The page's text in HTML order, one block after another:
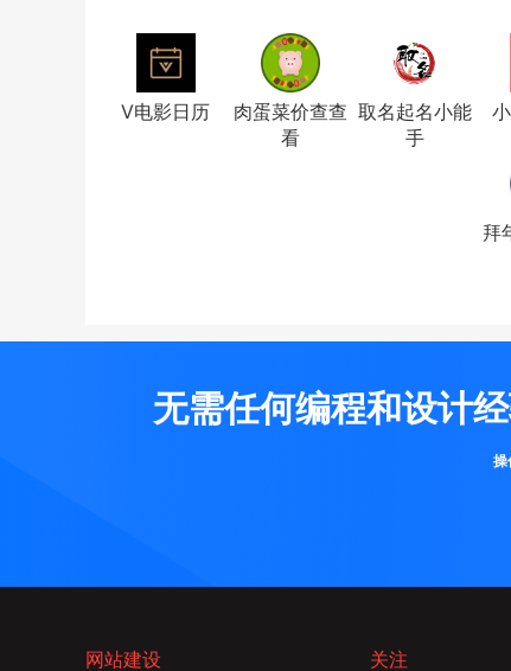
V电影日历
肉蛋菜价查查
看
取名起名小能
手
拜
无需任何编程和设计
操
网站建设 关注